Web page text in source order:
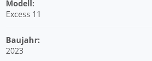
Modell:
Excess 11
Baujahr:
2023